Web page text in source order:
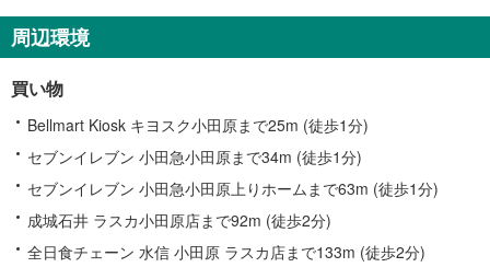
周辺環境
買い物
Bellmart Kiosk キヨスク小田原まで25m (徒歩1分)
セブンイレブン 小田急小田原まで34m (徒歩1分)
セブンイレブン 小田急小田原上りホームまで63m (徒歩1分)
成城石井 ラスカ小田原店まで92m (徒歩2分)
全日食チェーン 水信 小田原 ラスカ店まで133m (徒歩2分)